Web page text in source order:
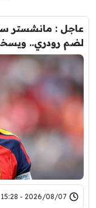
عاجل : مانشستر
لضم رودري..
2026/08/07 - 15:28